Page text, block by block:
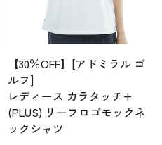
【30％OFF】[アドミラル ゴ
ルフ]
レディース カラタッチ+
(PLUS) リーフロゴモックネ
ックシャツ